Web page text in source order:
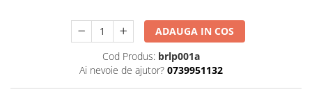
Personalizate
Termosuri Personalizate
Desfacatoare si Tirbusoane
ADAUGA IN COS
Cod Produs: brlp001a
Ai nevoie de ajutor? 0739951132